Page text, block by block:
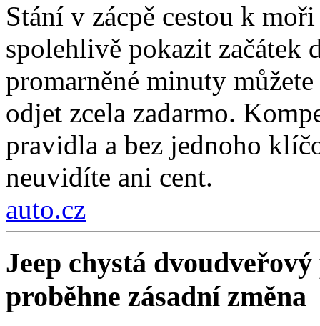
Stání v zácpě cestou k
spolehlivě pokazit začátek
promarněné minuty
odjet zcela zadarmo.
pravidla a bez jednoho
neuvidíte ani cent.
auto.cz
Jeep chystá
proběhne zásadní změna